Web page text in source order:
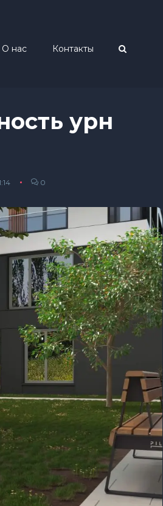
О нас Контакты
урн
0